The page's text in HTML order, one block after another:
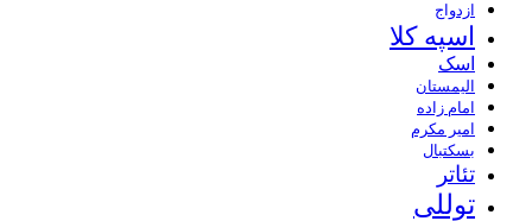
ازدواج
اسپه کلا
اسک
الیمستان
امام زاده
امیر مکرم
بسکتبال
تئاتر
توللی